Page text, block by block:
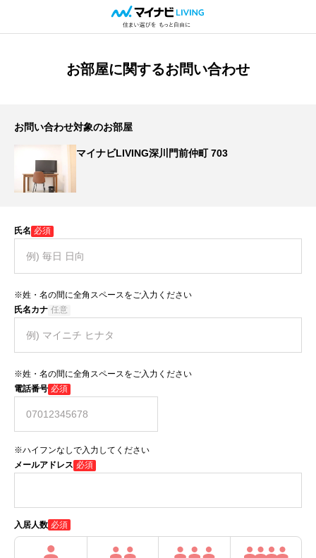
お部屋に関するお問い合わせ
お問い合わせ対象のお部屋
マイナビLIVING深川門前仲町 703
氏名 必須
※姓・名の間に全角スペースをご入力ください
氏名カナ 任意
※姓・名の間に全角スペースをご入力ください
電話番号 必須
※ハイフンなしで入力してください
メールアドレス 必須
入居人数 必須